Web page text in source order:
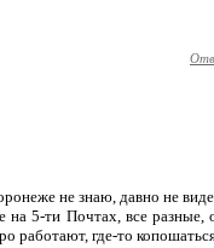
не знаю, давно не
на 5-ти Почтах, все
работают, где-то